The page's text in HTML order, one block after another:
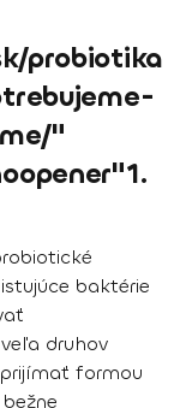
probiotika
"
baktérie
druhov
formou